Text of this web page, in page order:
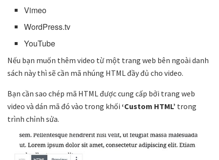
Vimeo
WordPress.tv
YouTube
Nếu bạn muốn thêm video từ một trang web bên ngoài danh
sách này thì sẽ cần mã nhúng HTML đầy đủ cho video.
Bạn cần sao chép mã HTML được cung cấp bởi trang web
video và dán mã đó vào trong khối ‘Custom HTML’ trong
trình chỉnh sửa.